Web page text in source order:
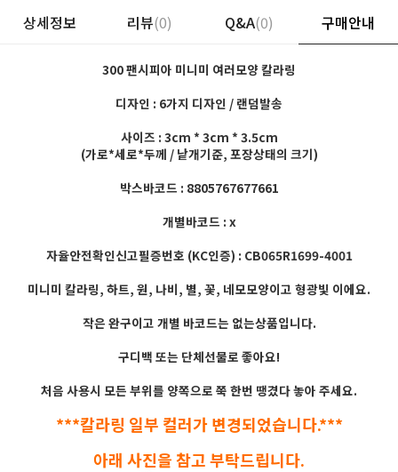
상세정보 리뷰(0) Q&A(0) 구매안내
300 팬시피아 미니미 여러모양 칼라링
디자인 : 6가지 디자인 / 랜덤발송
사이즈 : 3cm * 3cm * 3.5cm
(가로*세로*두께 / 낱개기준, 포장상태의 크기)
박스바코드 : 8805767677661
개별바코드 : x
자율안전확인신고필증번호 (KC인증) : CB065R1699-4001
미니미 칼라링, 하트, 원, 나비, 별, 꽃, 네모모양이고 형광빛 이에요.
작은 완구이고 개별 바코드는 없는상품입니다.
구디백 또는 단체선물로 좋아요!
처음 사용시 모든 부위를 양쪽으로 쭉 한번 땡겼다 놓아 주세요.
***칼라링 일부 컬러가 변경되었습니다.***
아래 사진을 참고 부탁드립니다.